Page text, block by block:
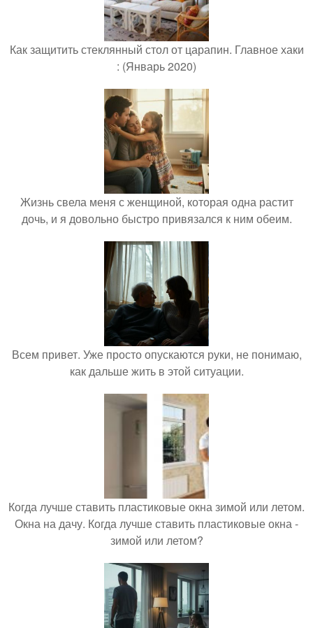
Как защитить стеклянный стол от царапин. Главное хаки
: (Январь 2020)
Жизнь свела меня с женщиной, которая одна растит
дочь, и я довольно быстро привязался к ним обеим.
Всем привет. Уже просто опускаются руки, не понимаю,
как дальше жить в этой ситуации.
Когда лучше ставить пластиковые окна зимой или летом.
Окна на дачу. Когда лучше ставить пластиковые окна -
зимой или летом?